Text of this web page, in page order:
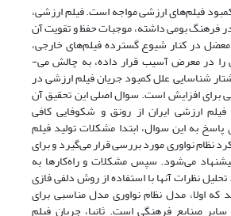
فیلم‌های ارزشی مواجه است. فیلم ارزشی،
فرهنگ بومی داشته، موجبات حفظ و تقویت آن
در کنار شیوع گسترده فیلم‌های خارجی،
در معرض آسیب قرار داده، به چالش می-
شناسایی علل کمبود جریان فیلم ارزشی در
برای افزایش است. سوال اصلی این تحقیق آن
ارزشی ایران از رونق و شکوفایی کافی
به این سوال، ابتدا مشکلات تولید فیلم
نظام نواوری مورد بررسی قرار می‌گیرد و برای
می‌شود. سپس مشکلات و راه‌کارها به
نظرات آنها با استفاده از روش دلفی ‌فازی
که اولا، مدل نظام نواوری مدل مناسبی برای
صنایع فرهنگی است. ثانیا، جریان فیلم